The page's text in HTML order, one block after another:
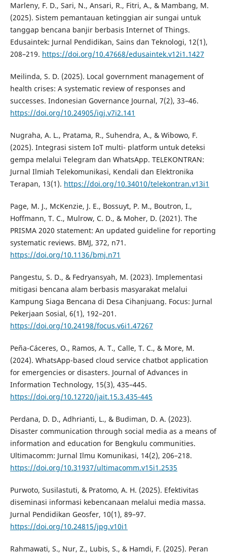
Marleny, F. D., Sari, N., Ansari, R., Fitri, A., & Mambang, M.
(2025). Sistem pemantauan ketinggian air sungai untuk
tanggap bencana banjir berbasis Internet of Things.
Edusaintek: Jurnal Pendidikan, Sains dan Teknologi, 12(1),
208–219. https://doi.org/10.47668/edusaintek.v12i1.1427
Meilinda, S. D. (2025). Local government management of
health crises: A systematic review of responses and
successes. Indonesian Governance Journal, 7(2), 33–46.
https://doi.org/10.24905/igj.v7i2.141
Nugraha, A. L., Pratama, R., Suhendra, A., & Wibowo, F.
(2025). Integrasi sistem IoT multi- platform untuk deteksi
gempa melalui Telegram dan WhatsApp. TELEKONTRAN:
Jurnal Ilmiah Telekomunikasi, Kendali dan Elektronika
Terapan, 13(1). https://doi.org/10.34010/telekontran.v13i1
Page, M. J., McKenzie, J. E., Bossuyt, P. M., Boutron, I.,
Hoffmann, T. C., Mulrow, C. D., & Moher, D. (2021). The
PRISMA 2020 statement: An updated guideline for reporting
systematic reviews. BMJ, 372, n71.
https://doi.org/10.1136/bmj.n71
Pangestu, S. D., & Fedryansyah, M. (2023). Implementasi
mitigasi bencana alam berbasis masyarakat melalui
Kampung Siaga Bencana di Desa Cihanjuang. Focus: Jurnal
Pekerjaan Sosial, 6(1), 192–201.
https://doi.org/10.24198/focus.v6i1.47267
Peña-Cáceres, O., Ramos, A. T., Calle, T. C., & More, M.
(2024). WhatsApp-based cloud service chatbot application
for emergencies or disasters. Journal of Advances in
Information Technology, 15(3), 435–445.
https://doi.org/10.12720/jait.15.3.435-445
Perdana, D. D., Adhrianti, L., & Budiman, D. A. (2023).
Disaster communication through social media as a means of
information and education for Bengkulu communities.
Ultimacomm: Jurnal Ilmu Komunikasi, 14(2), 206–218.
https://doi.org/10.31937/ultimacomm.v15i1.2535
Purwoto, Susilastuti, & Pratomo, A. H. (2025). Efektivitas
diseminasi informasi kebencanaan melalui media massa.
Jurnal Pendidikan Geosfer, 10(1), 89–97.
https://doi.org/10.24815/jpg.v10i1
Rahmawati, S., Nur, Z., Lubis, S., & Hamdi, F. (2025). Peran